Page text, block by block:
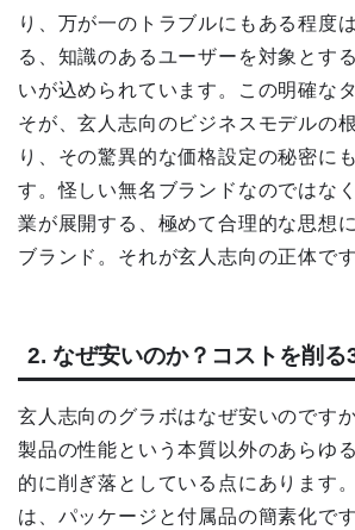
り、万が一のトラブルにもある程度
る、知識のあるユーザーを対象とす
いが込められています。この明確な
そが、玄人志向のビジネスモデルの
り、その驚異的な価格設定の秘密に
す。怪しい無名ブランドなのではな
業が展開する、極めて合理的な思想
ブランド。それが玄人志向の正体です
2. なぜ安いのか？コストを削る
玄人志向のグラボはなぜ安いのです
製品の性能という本質以外のあらゆ
的に削ぎ落としている点にあります
は、パッケージと付属品の簡素化で